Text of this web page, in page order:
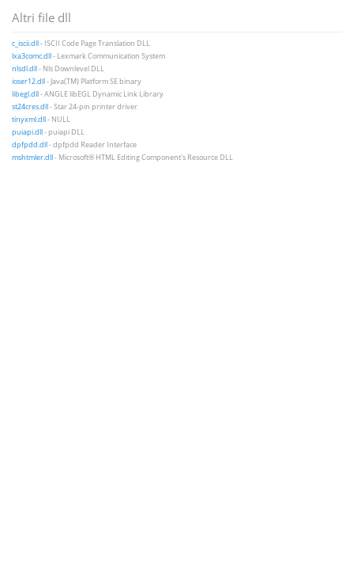
Altri file dll
c_iscii.dll- ISCII Code Page Translation DLL
lxa3comc.dll- Lexmark Communication System
nlsdl.dll- Nls Downlevel DLL
ioser12.dll- Java(TM) Platform SE binary
libegl.dll- ANGLE libEGL Dynamic Link Library
st24cres.dll- Star 24-pin printer driver
tinyxml.dll- NULL
puiapi.dll- puiapi DLL
dpfpdd.dll- dpfpdd Reader Interface
mshtmler.dll- Microsoft® HTML Editing Component's Resource DLL